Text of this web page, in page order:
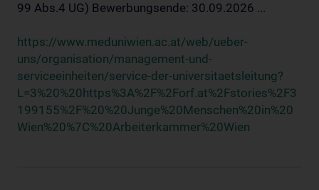
99 Abs.4 UG) Bewerbungsende: 30.09.2026 ...
https://www.meduniwien.ac.at/web/ueber-
uns/organisation/management-und-
serviceeinheiten/service-der-universitaetsleitung?
L=3%20%20https%3A%2F%2Forf.at%2Fstories%2F3
199155%2F%20%20Junge%20Menschen%20in%20
Wien%20%7C%20Arbeiterkammer%20Wien